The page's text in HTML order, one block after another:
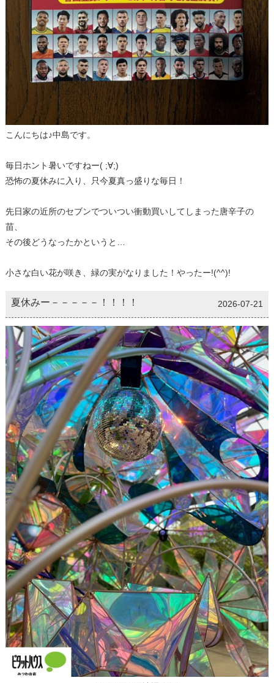
こんにちは♪中島です。
毎日ホント暑いですねー( ;∀;)
恐怖の夏休みに入り、只今夏真っ盛りな毎日！
先日家の近所のセブンでついつい衝動買いしてしまった唐辛子の
苗、
その後どうなったかというと…
小さな白い花が咲き、緑の実がなりました！やったー!(^^)!
夏休みー－－－－－！！！！ 2026-07-21